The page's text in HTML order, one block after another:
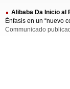
Alibaba Da Inicio al
Énfasis en un “nuevo
Communicado